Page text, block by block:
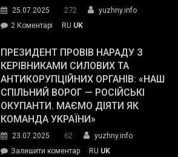
The
Street
Journal.
25.07.2025 272
yuzhny.info
2 Коментарі
Південному
працівникам
ОПЗ
з
матеріального
резерву
гуманітарну
допомогу
RU UK
ПРЕЗИДЕНТ ПРОВІВ НАРАДУ З
КЕРІВНИКАМИ СИЛОВИХ ТА
АНТИКОРУПЦІЙНИХ ОРГАНІВ: «НАШ
СПІЛЬНИЙ ВОРОГ — РОСІЙСЬКІ
ОКУПАНТИ. МАЄМО ДІЯТИ ЯК
КОМАНДА УКРАЇНИ»
23.07.2025 62
yuzhny.info
Залишити коментарon
RU UK